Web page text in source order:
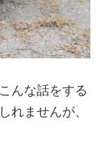
んな話をする
れませんが、